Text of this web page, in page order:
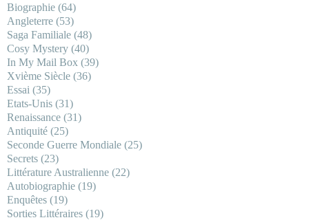
Biographie (64)
Angleterre (53)
Saga Familiale (48)
Cosy Mystery (40)
In My Mail Box (39)
Xvième Siècle (36)
Essai (35)
Etats-Unis (31)
Renaissance (31)
Antiquité (25)
Seconde Guerre Mondiale (25)
Secrets (23)
Littérature Australienne (22)
Autobiographie (19)
Enquêtes (19)
Sorties Littéraires (19)